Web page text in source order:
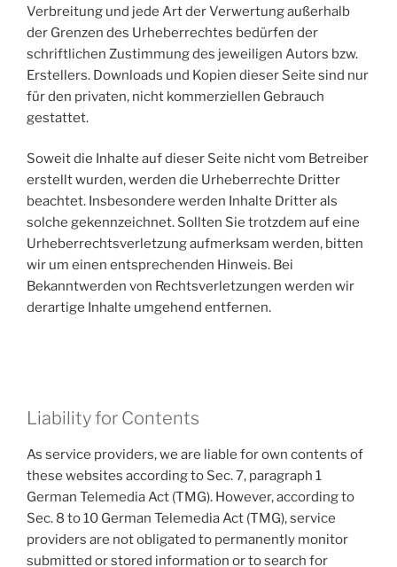
Verbreitung und jede Art der Verwertung außerhalb
der Grenzen des Urheberrechtes bedürfen der
schriftlichen Zustimmung des jeweiligen Autors bzw.
Erstellers. Downloads und Kopien dieser Seite sind nur
für den privaten, nicht kommerziellen Gebrauch
gestattet.
Soweit die Inhalte auf dieser Seite nicht vom Betreiber
erstellt wurden, werden die Urheberrechte Dritter
beachtet. Insbesondere werden Inhalte Dritter als
solche gekennzeichnet. Sollten Sie trotzdem auf eine
Urheberrechtsverletzung aufmerksam werden, bitten
wir um einen entsprechenden Hinweis. Bei
Bekanntwerden von Rechtsverletzungen werden wir
derartige Inhalte umgehend entfernen.
Liability for Contents
As service providers, we are liable for own contents of
these websites according to Sec. 7, paragraph 1
German Telemedia Act (TMG). However, according to
Sec. 8 to 10 German Telemedia Act (TMG), service
providers are not obligated to permanently monitor
submitted or stored information or to search for